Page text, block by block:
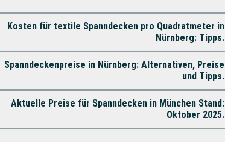
Kosten für textile Spanndecken pro Quadratmeter in
Nürnberg: Tipps.
Spanndeckenpreise in Nürnberg: Alternativen, Preise
und Tipps.
Aktuelle Preise für Spanndecken in München Stand:
Oktober 2025.